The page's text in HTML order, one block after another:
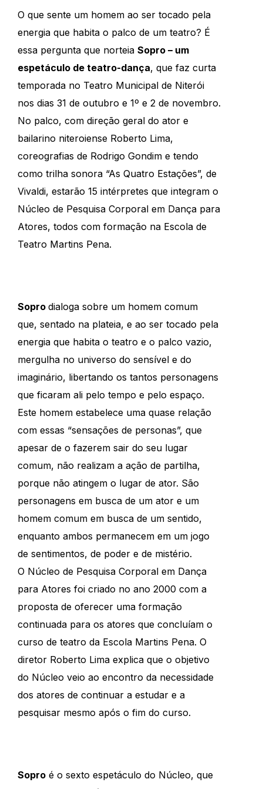
O que sente um homem ao ser tocado pela
energia que habita o palco de um teatro? É
essa pergunta que norteia Sopro – um
espetáculo de teatro-dança, que faz curta
temporada no Teatro Municipal de Niterói
nos dias 31 de outubro e 1º e 2 de novembro.
No palco, com direção geral do ator e
bailarino niteroiense Roberto Lima,
coreografias de Rodrigo Gondim e tendo
como trilha sonora “As Quatro Estações”, de
Vivaldi, estarão 15 intérpretes que integram o
Núcleo de Pesquisa Corporal em Dança para
Atores, todos com formação na Escola de
Teatro Martins Pena.
Sopro dialoga sobre um homem comum
que, sentado na plateia, e ao ser tocado pela
energia que habita o teatro e o palco vazio,
mergulha no universo do sensível e do
imaginário, libertando os tantos personagens
que ficaram ali pelo tempo e pelo espaço.
Este homem estabelece uma quase relação
com essas “sensações de personas”, que
apesar de o fazerem sair do seu lugar
comum, não realizam a ação de partilha,
porque não atingem o lugar de ator. São
personagens em busca de um ator e um
homem comum em busca de um sentido,
enquanto ambos permanecem em um jogo
de sentimentos, de poder e de mistério.
O Núcleo de Pesquisa Corporal em Dança
para Atores foi criado no ano 2000 com a
proposta de oferecer uma formação
continuada para os atores que concluíam o
curso de teatro da Escola Martins Pena. O
diretor Roberto Lima explica que o objetivo
do Núcleo veio ao encontro da necessidade
dos atores de continuar a estudar e a
pesquisar mesmo após o fim do curso.
Soproé o sexto espetáculo do Núcleo, que